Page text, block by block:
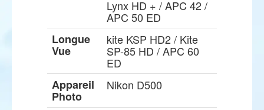
Lynx HD + / APC 42 /
APC 50 ED
Longue
Vue
kite KSP HD2 / Kite
SP-85 HD / APC 60
ED
Appareil
Photo
Nikon D500